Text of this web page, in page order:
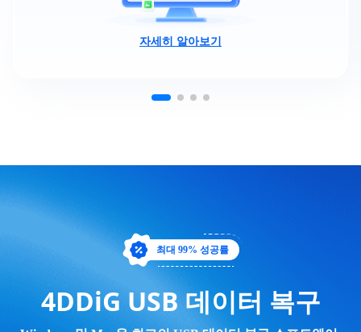
자세히 알아보기
최대 99% 성공률
4DDiG USB 데이터 복구